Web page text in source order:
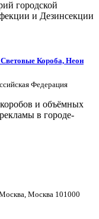
городской
и Дезинсекции
Короба, Неон
Федерация
и объёмных
в городе-
Москва 101000